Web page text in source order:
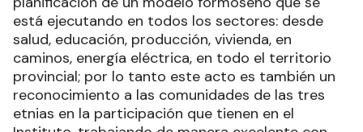
está ejecutando en todos los sectores: desde
salud, educación, producción, vivienda, en
caminos, energía eléctrica, en todo el territorio
provincial; por lo tanto este acto es también un
reconocimiento a las comunidades de las tres
etnias en la participación que tienen en el